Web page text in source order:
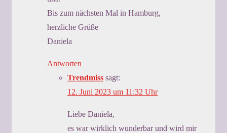
Bis zum nächsten Mal in Hamburg,
herzliche Grüße
Daniela
Antworten
Trendmiss sagt:
12. Juni 2023 um 11:32 Uhr
Liebe Daniela,
es war wirklich wunderbar und wird mir